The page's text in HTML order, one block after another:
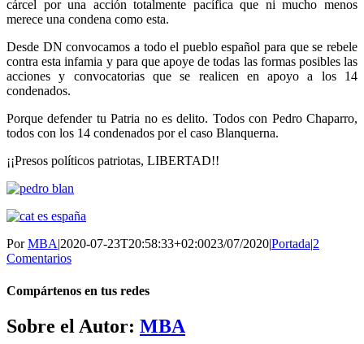
cárcel por una acción totalmente pacífica que ni mucho menos
merece una condena como esta.
Desde DN convocamos a todo el pueblo español para que se rebele
contra esta infamia y para que apoye de todas las formas posibles las
acciones y convocatorias que se realicen en apoyo a los 14
condenados.
Porque defender tu Patria no es delito. Todos con Pedro Chaparro,
todos con los 14 condenados por el caso Blanquerna.
¡¡Presos políticos patriotas, LIBERTAD!!
PorMBA|2020-07-23T20:58:33+02:0023/07/2020|Portada|2
Comentarios
Compártenos en tus redes
Facebook
Twitter
WhatsApp
Telegram
Correo
electrónico
Sobre el Autor: MBA